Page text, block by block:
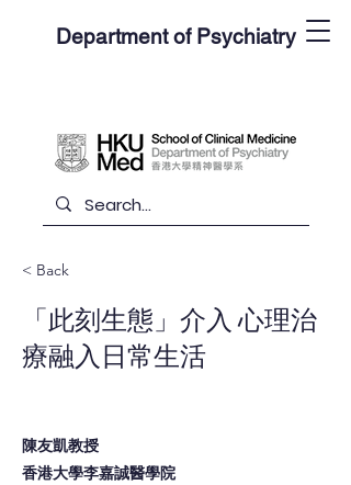
Department of Psychiatry
< Back
「此刻生態」介入 心理治
療融入日常生活
陳友凱教授
香港大學李嘉誠醫學院